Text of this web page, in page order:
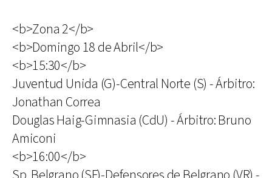
<b>Zona 2</b>
<b>Domingo 18 de Abril</b>
<b>15:30</b>
Juventud Unida (G)-Central Norte (S) - Árbitro:
Jonathan Correa
Douglas Haig-Gimnasia (CdU) - Árbitro: Bruno
Amiconi
<b>16:00</b>